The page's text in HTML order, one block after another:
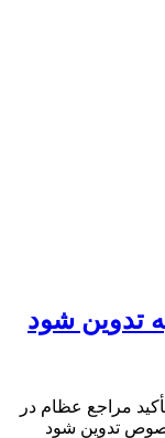
تدوین شود
مراجع عظام در
تدوین شود